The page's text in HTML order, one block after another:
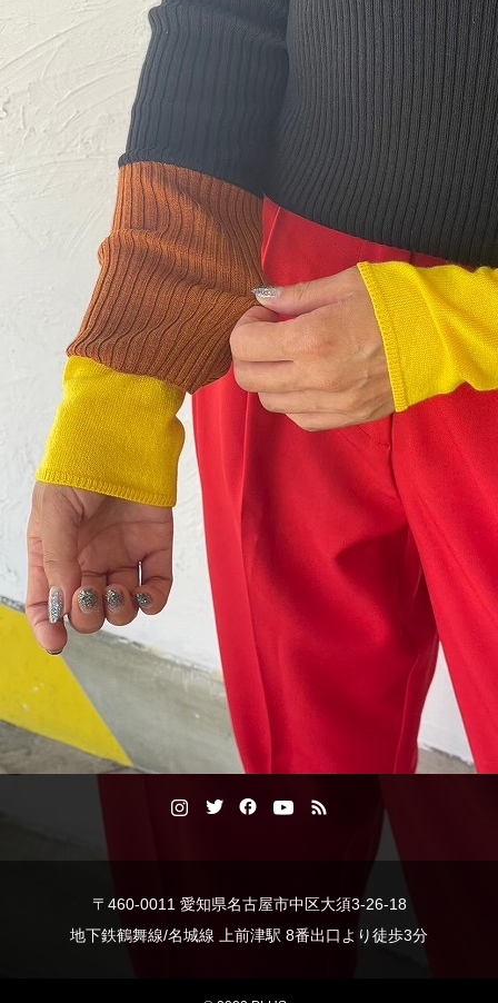
〒460-0011 愛知県名古屋市中区大須3-26-18
地下鉄鶴舞線/名城線 上前津駅 8番出口より徒歩3分